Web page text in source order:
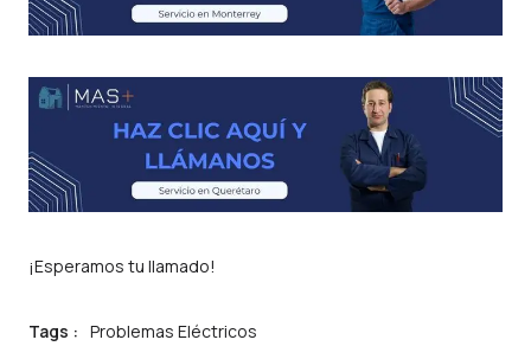
¡Esperamos tu llamado!
Tags : Problemas Eléctricos